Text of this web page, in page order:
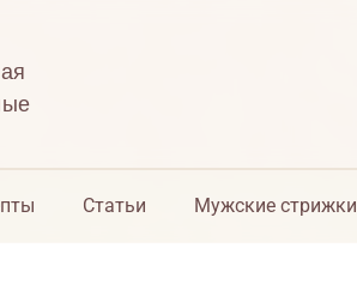
Статьи Мужские стрижки